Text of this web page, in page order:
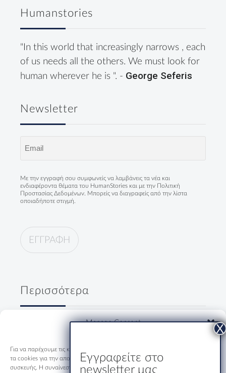
Manage Consent
Για να παρέχουμε τις καλύτερες εμπειρίες, χρησιμοποιούμε τεχνολογίες όπως
τα cookies για την αποθήκευση ή/και την πρόσβαση σε πληροφορίες
συσκευής. Η συναίνεση σε αυτές τις τεχνολογίες θα μας επιτρέψει να
Humanstories
"In this world that increasingly narrows , each
of us needs all the others. We must look for
human wherever he is ". - George Seferis
Newsletter
Με την εγγραφή σου συμφωνείς να λαμβάνεις τα νέα και
ενδιαφέροντα θέματα του HumanStories και με την Πολιτική
Προστασίας Δεδομένων . Μπορείς να διαγραφείς από την λίστα
οποιαδήποτε στιγμή.
Περισσότερα
Δύο κύριοι, ένα ουζάκι και μία
Εγγραφείτε στο
newsletter μας